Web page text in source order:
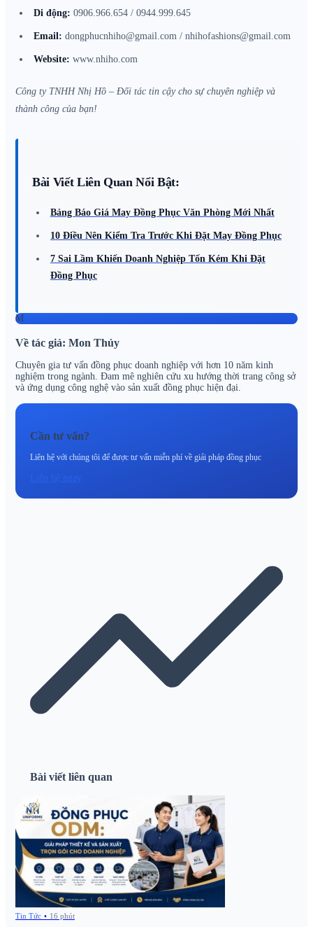
Di động: 0906.966.654 / 0944.999.645
Email: dongphucnhiho@gmail.com / nhihofashions@gmail.com
Website: www.nhiho.com
Công ty TNHH Nhị Hồ – Đối tác tin cậy cho sự chuyên nghiệp và
thành công của bạn!
Bài Viết Liên Quan Nổi Bật:
Bảng Báo Giá May Đồng Phục Văn Phòng Mới Nhất
10 Điều Nên Kiểm Tra Trước Khi Đặt May Đồng Phục
7 Sai Lầm Khiến Doanh Nghiệp Tốn Kém Khi Đặt
Đồng Phục
M
Về tác giả: Mon Thủy
Chuyên gia tư vấn đồng phục doanh nghiệp với hơn 10 năm kinh
nghiệm trong ngành. Đam mê nghiên cứu xu hướng thời trang công sở
và ứng dụng công nghệ vào sản xuất đồng phục hiện đại.
Cần tư vấn?
Liên hệ với chúng tôi để được tư vấn miễn phí về giải pháp đồng phục
Liên hệ ngay
Bài viết liên quan
Tin Tức • 16 phút